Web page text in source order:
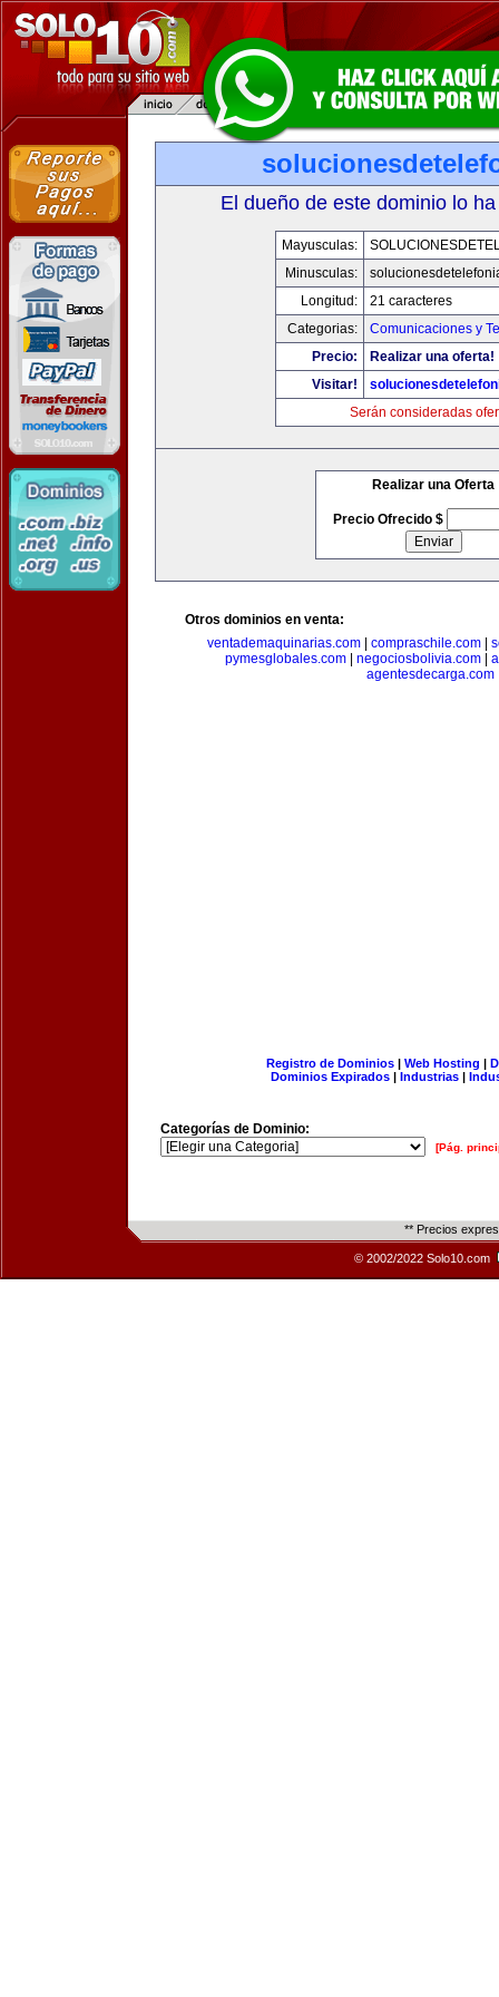
El dueño de este dominio lo
Mayusculas:
Minusculas:
Longitud:
21 caracteres
Categorias:
Comunicaciones y
Precio:
Realizar una oferta!
Visitar!
Serán consideradas
Realizar una Oferta
Precio Ofrecido $
Otros dominios en venta:
ventademaquinarias.com| compraschile.com|
pymesglobales.com| negociosbolivia.com|
agentesdecarga.com
Registro de Dominios| Web Hosting |
Dominios Expirados | Industrias |
Categorías de Dominio:
[Pág.
** Precios
© 2002/2022 Solo10.com